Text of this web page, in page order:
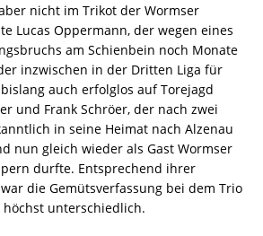
nicht im Trikot der Wormser
Lucas Oppermann, der wegen eines
am Schienbein noch Monate
inzwischen in der Dritten Liga für
auch erfolglos auf Torejagd
und Frank Schröer, der nach zwei
in seine Heimat nach Alzenau
nun gleich wieder als Gast Wormser
durfte. Entsprechend ihrer
die Gemütsverfassung bei dem Trio
höchst unterschiedlich.